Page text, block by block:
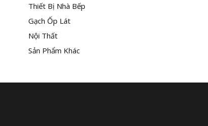
Thiết Bị Nhà Bếp
Gạch Ốp Lát
Nội Thất
Sản Phẩm Khác